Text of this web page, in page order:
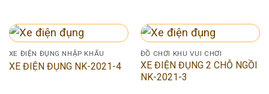
XE ĐIỆN ĐỤNG NHẬP KHẨU
XE ĐIỆN ĐỤNG NK-2021-4
ĐỒ CHƠI KHU VUI CHƠI
XE ĐIỆN ĐỤNG 2 CHỖ NGỒI
NK-2021-3